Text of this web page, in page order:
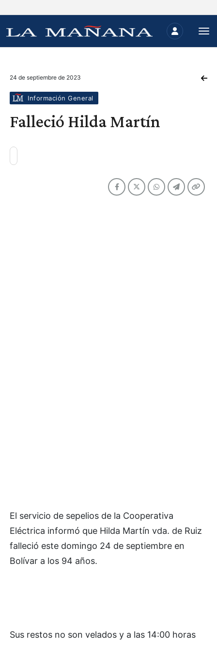
24 de septiembre de 2023
Información General
Falleció Hilda Martín
El servicio de sepelios de la Cooperativa
Eléctrica informó que Hilda Martín vda. de Ruiz
falleció este domingo 24 de septiembre en
Bolívar a los 94 años.
Sus restos no son velados y a las 14:00 horas